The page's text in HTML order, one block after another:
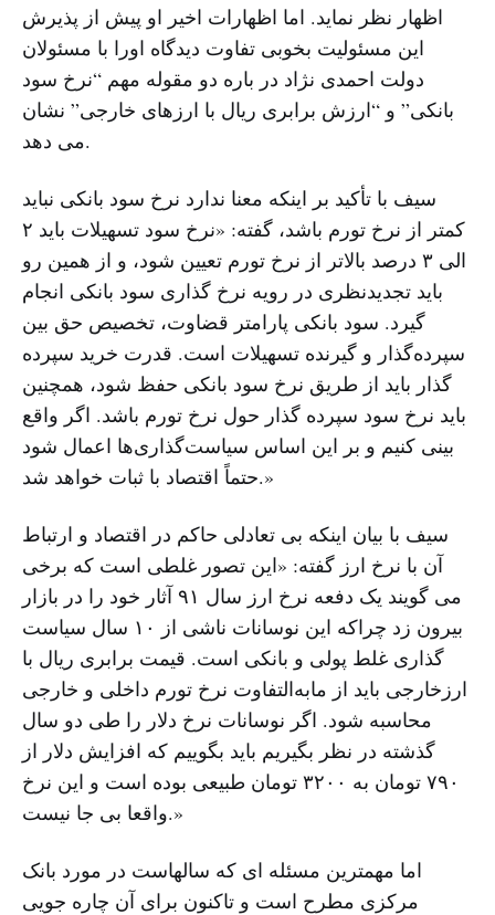
اظهار نظر نماید. اما اظهارات اخیر او پیش از پذیرش
این مسئولیت بخوبی تفاوت دیدگاه اورا با مسئولان
دولت احمدی نژاد در باره دو مقوله مهم “نرخ سود
بانکی” و “ارزش برابری ریال با ارزهای خارجی” نشان
می دهد.
سیف با تأکید بر اینکه معنا ندارد نرخ سود بانکی نباید
کمتر از نرخ تورم باشد،‌ گفته: «نرخ سود تسهیلات باید ٢
الی ۳ درصد بالاتر از نرخ تورم تعیین شود، و از همین رو
باید تجدیدنظری در رویه نرخ گذاری سود بانکی انجام
گیرد. سود بانکی پارامتر قضاوت، تخصیص حق بین
سپرده‌گذار و گیرنده تسهیلات است. قدرت خرید سپرده
گذار باید از طریق نرخ سود بانکی حفظ شود، همچنین
باید نرخ سود سپرده گذار حول نرخ تورم باشد. اگر واقع
بینی کنیم و بر این اساس سیاست‌گذاری‌ها اعمال شود
حتماً اقتصاد با ثبات خواهد شد.»
سیف با بیان اینکه بی تعادلی حاکم در اقتصاد و ارتباط
آن با نرخ ارز گفته: «این تصور غلطی است که برخی
می گویند یک دفعه نرخ ارز سال ٩١ آثار خود را در بازار
بیرون زد چراکه این نوسانات ناشی از ١٠ سال سیاست
گذاری غلط پولی و بانکی است. قیمت برابری ریال با
ارزخارجی باید از مابه‌التفاوت نرخ تورم داخلی و خارجی
محاسبه شود. اگر نوسانات نرخ دلار را طی دو سال
گذشته در نظر بگیریم باید بگوییم که افزایش دلار از
۷٩٠ تومان به ۳٢٠٠ تومان طبیعی بوده است و این نرخ
واقعا بی جا نیست.»
اما مهمترین مسئله ای که سالهاست در مورد بانک
مرکزی مطرح است و تاکنون برای آن چاره جویی